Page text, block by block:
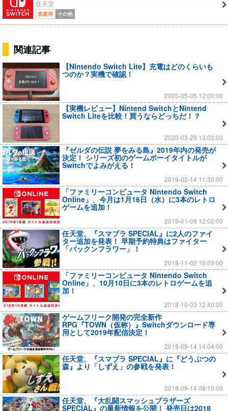
任天堂
家庭用 その他
関連記事
【Nintendo Switch Lite】充電はどのくらいも
つのか？実機で確認！
2020-05-05 12:00:00
【実機レビュー】Nintend SwitchとNintend
Switch Liteを比較！買うならどっちだ！？
2020-03-29 13:03:00
『ゼルダの伝説 夢をみる島』2019年内の発売が
決定！ シリーズ初のゲームボーイタイトルが
Switchでよみがえる！
2019-02-14 11:30:00
「ファミリーコンピュータ Nintendo Switch
Online」、今月は1月16日（水）に3本のレトロ
ゲームを追加！
2019-01-09 12:02:00
任天堂、『スマブラ SPECIAL』に2人のファイ
ター追加を発表！ 早期予約特典はファイター
「パックンフラワー」！
2018-11-02 16:03:00
「ファミリーコンピュータ Nintendo Switch
Online」、10月10日に3本のレトロゲームを追
加！
2018-10-03 12:40:00
ゲームフリーク開発の完全新作
RPG『TOWN（仮称）』Switchダウンロード専
用として2019年配信決定！
2018-09-14 14:04:00
任天堂、『スマブラ SPECIAL』に『どうぶつの
森』より「しずえ」の参戦を発表！
2018-09-14 08:15:00
任天堂、『大乱闘スマッシュブラザーズ
SPECIAL』の最新情報を公開！ 発売日は2018